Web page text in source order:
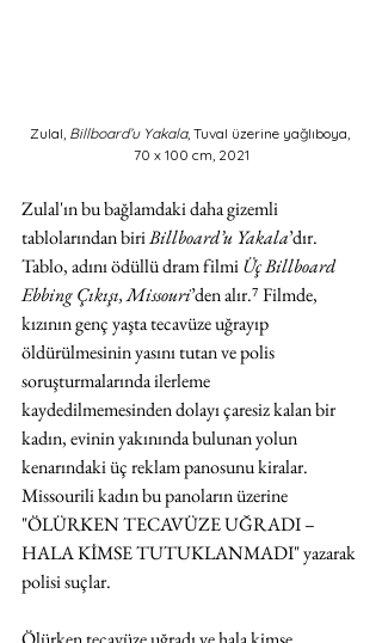
Zulal, Billboard’u Yakala, Tuval üzerine yağlıboya,
70 x 100 cm, 2021
Zulal'ın bu bağlamdaki daha gizemli
tablolarından biri Billboard’u Yakala’dır.
Tablo, adını ödüllü dram filmi Üç Billboard
Ebbing Çıkışı, Missouri’den alır.⁷ Filmde,
kızının genç yaşta tecavüze uğrayıp
öldürülmesinin yasını tutan ve polis
soruşturmalarında ilerleme
kaydedilmemesinden dolayı çaresiz kalan bir
kadın, evinin yakınında bulunan yolun
kenarındaki üç reklam panosunu kiralar.
Missourili kadın bu panoların üzerine
"ÖLÜRKEN TECAVÜZE UĞRADI –
HALA KİMSE TUTUKLANMADI" yazarak
polisi suçlar.